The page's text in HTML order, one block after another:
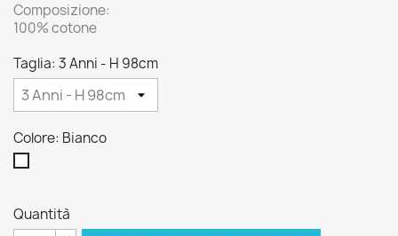
Composizione:
100% cotone
Taglia: 3 Anni - H 98cm
Colore: Bianco
Quantità